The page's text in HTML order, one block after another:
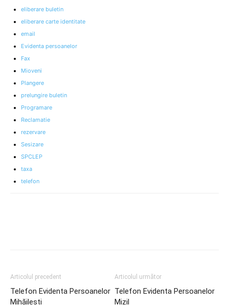
eliberare buletin
eliberare carte identitate
email
Evidenta persoanelor
Fax
Mioveni
Plangere
prelungire buletin
Programare
Reclamatie
rezervare
Sesizare
SPCLEP
taxa
telefon
Articolul precedent
Telefon Evidenta Persoanelor
Mihăilești
Articolul următor
Telefon Evidenta Persoanelor
Mizil